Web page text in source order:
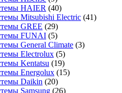
HAIER (40)
Mitsubishi Electric (41)
GREE (29)
FUNAI (5)
General Climate (3)
Electrolux (5)
Kentatsu (19)
Energolux (15)
Daikin (20)
Samsung (26)